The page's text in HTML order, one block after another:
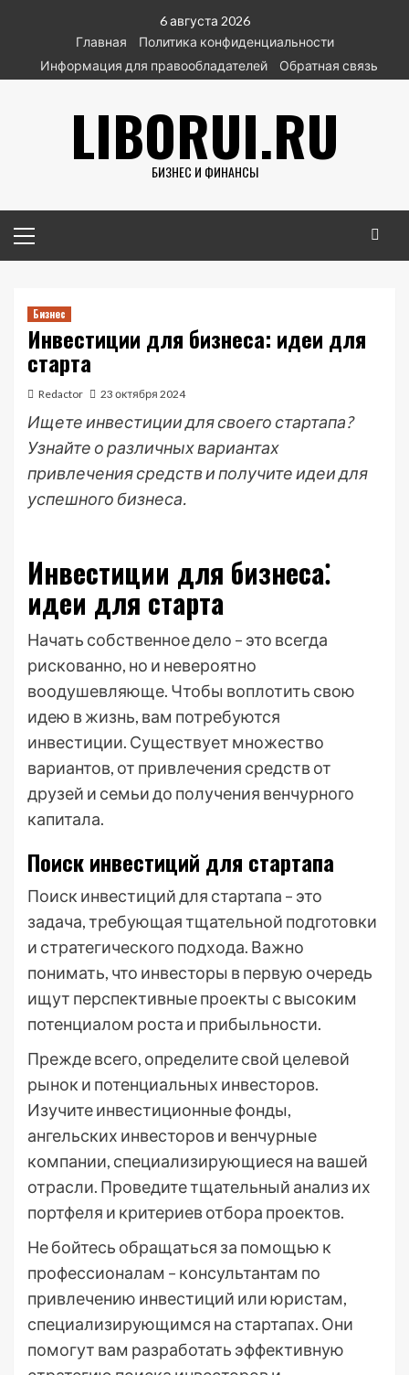
содержимому
6 августа 2026
Главная
Политика конфиденциальности
Информация для правообладателей
Обратная связь
LIBORUI.RU
БИЗНЕС И ФИНАНСЫ
меню
Бизнес
Инвестиции для бизнеса: идеи для
старта
Redactor 23 октября 2024
Ищете инвестиции для своего стартапа?
Узнайте о различных вариантах
привлечения средств и получите идеи для
успешного бизнеса.
Инвестиции для бизнеса⁚
идеи для старта
Начать собственное дело – это всегда
рискованно, но и невероятно
воодушевляюще. Чтобы воплотить свою
идею в жизнь, вам потребуются
инвестиции. Существует множество
вариантов, от привлечения средств от
друзей и семьи до получения венчурного
капитала.
Поиск инвестиций для стартапа
Поиск инвестиций для стартапа – это
задача, требующая тщательной подготовки
и стратегического подхода. Важно
понимать, что инвесторы в первую очередь
ищут перспективные проекты с высоким
потенциалом роста и прибыльности.
Прежде всего, определите свой целевой
рынок и потенциальных инвесторов.
Изучите инвестиционные фонды,
ангельских инвесторов и венчурные
компании, специализирующиеся на вашей
отрасли. Проведите тщательный анализ их
портфеля и критериев отбора проектов.
Не бойтесь обращаться за помощью к
профессионалам – консультантам по
привлечению инвестиций или юристам,
специализирующимся на стартапах. Они
помогут вам разработать эффективную